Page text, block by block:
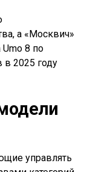
а «Москвич»
Umo 8 по
в 2025 году
управлять